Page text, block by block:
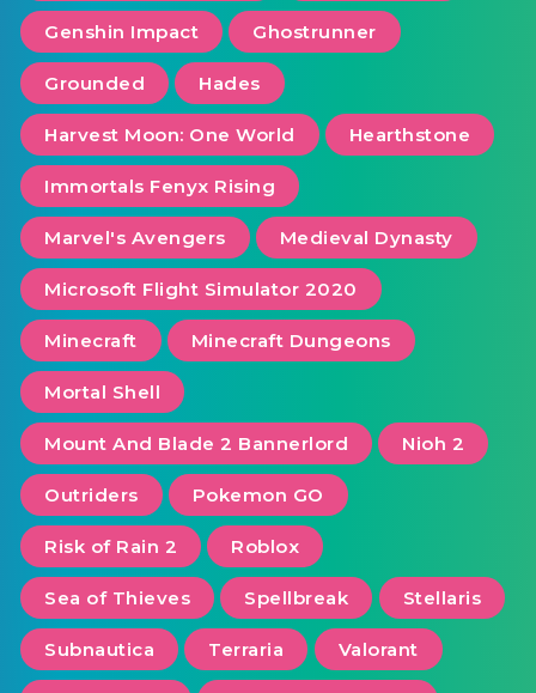
Genshin Impact Ghostrunner
Grounded Hades
Harvest Moon: One World Hearthstone
Immortals Fenyx Rising
Marvel's Avengers Medieval Dynasty
Microsoft Flight Simulator 2020
Minecraft Minecraft Dungeons
Mortal Shell
Mount And Blade 2 Bannerlord Nioh 2
Outriders Pokemon GO
Risk of Rain 2 Roblox
Sea of ​​Thieves Spellbreak Stellaris
Subnautica Terraria Valorant